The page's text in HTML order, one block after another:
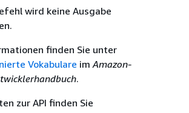
wird keine Ausgabe
finden Sie unter
Vokabulare im Amazon-
.
zur API finden Sie